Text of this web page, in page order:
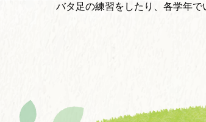
バタ足の練習をしたり、各学年で